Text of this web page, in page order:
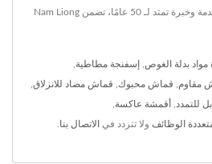
حيوية، مع تكنولوجيا أقمشة متقدمة وخبرة تمتد لـ 50 عامًا، تضمن Nam Liong
مواد بدلة الغوص إسفنجة مطاطية
مقاوم قماش محبوك قماش مضاد للانزلاق
للتمدد أقمشة عاكسة
الوظائف ولا تتردد في الاتصال بنا